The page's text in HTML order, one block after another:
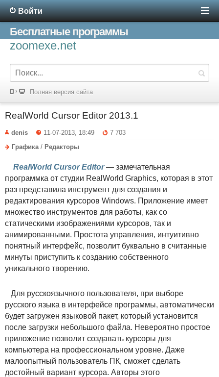
Войти
Бесплатные программы
zoomexe.net
Полная версия сайта
RealWorld Cursor Editor 2013.1
denis 11-07-2013, 18:49
7 703
Графика / Редакторы
RealWorld Cursor Editor— замечательная
программка от студии RealWorld Graphics, которая в этот
раз представила инструмент для создания и
редактирования курсоров Windows. Приложение имеет
множество инструментов для работы, как со
статическими изображениями курсоров, так и
анимированными. Простота управления, интуитивно
понятный интерфейс, позволит буквально в считанные
минуты приступить к созданию собственного
уникального творению.
Для русскоязычного пользователя, при выборе
русского языка в интерфейсе программы, автоматически
будет загружен языковой пакет, который установится
после загрузки небольшого файла. Невероятно простое
приложение позволит создавать курсоры для
компьютера на профессиональном уровне. Даже
малоопытный пользователь ПК, сможет сделать
достойный вариант курсора. Авторы этого